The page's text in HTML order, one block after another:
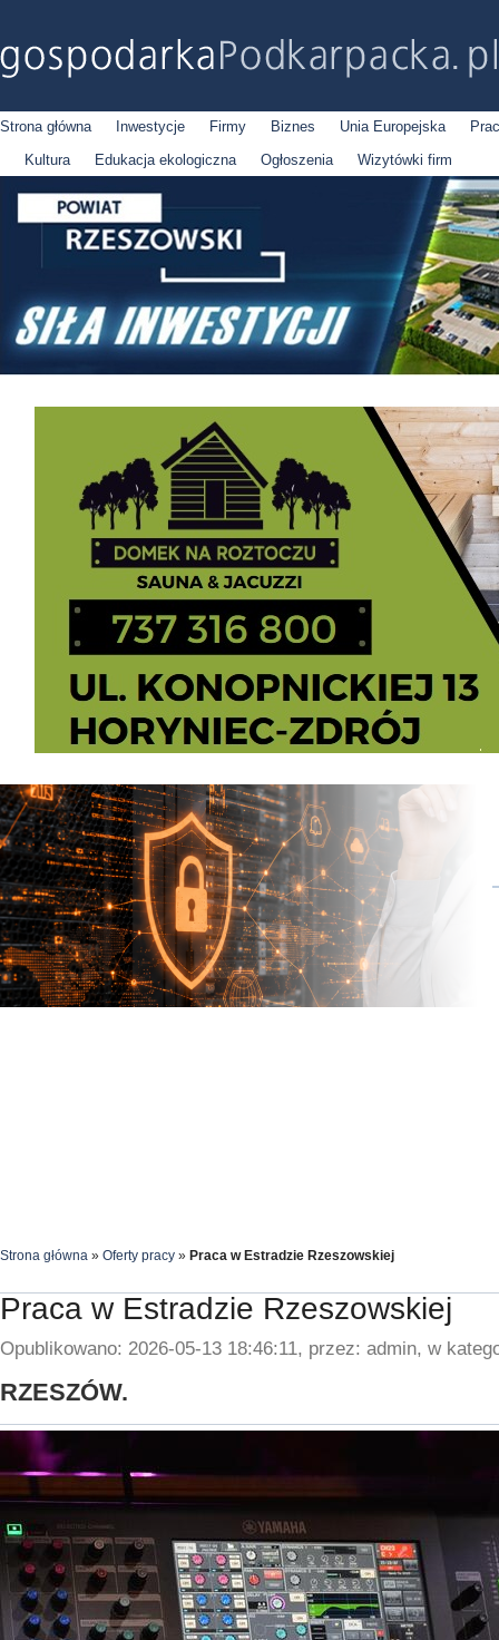
Strona główna Inwestycje Firmy Biznes Unia Europejska
Kultura
Edukacja ekologiczna Ogłoszenia Wizytówki firm
Strona główna » Oferty pracy » Praca w Estradzie Rzeszowskiej
Praca w Estradzie Rzeszowskiej
Opublikowano: 2026-05-13 18:46:11, przez: admin, w
RZESZÓW.